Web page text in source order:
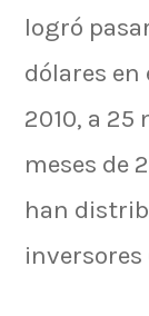
logró
dólares en
2010, a
meses de
han